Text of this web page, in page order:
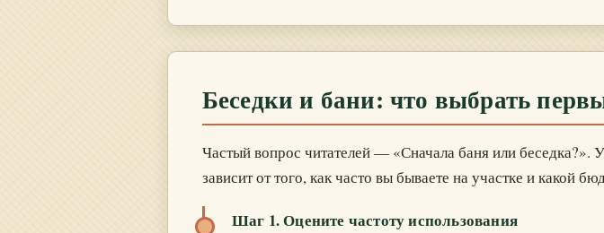
Беседки и бани: что выбрать
Частый вопрос читателей — «Сначала баня или беседка?».
зависит от того, как часто вы бываете на участке и какой
Шаг 1. Оцените частоту использования